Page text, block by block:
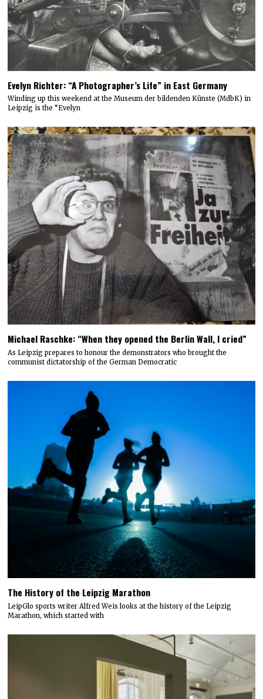
Evelyn Richter: “A Photographer’s Life” in East Germany
Winding up this weekend at the Museum der bildenden Künste (MdbK) in
Leipzig is the “Evelyn
Michael Raschke: “When they opened the Berlin Wall, I cried”
As Leipzig prepares to honour the demonstrators who brought the
communist dictatorship of the German Democratic
The History of the Leipzig Marathon
LeipGlo sports writer Alfred Weis looks at the history of the Leipzig
Marathon, which started with